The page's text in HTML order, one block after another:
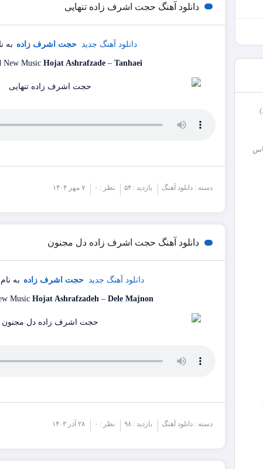
دانلود آهنگ حجت اشرف زاده تنهایی
دانلود آهنگ جدید حجت اشرف زاده به
New Music Hojat Ashrafzade– Tanhaei
دسته : دانلود آهنگ بازدید : ۵۴ نظر : ۰ ۷ مهر ۱۴۰۴
دانلود آهنگ حجت اشرف زاده دل مجنون
دانلود آهنگ جدید حجت اشرف زاده به
Music Hojat Ashrafzadeh– Dele Majnon
دسته : دانلود آهنگ بازدید : ۹۸ نظر : ۰ ۲۸ آذر ۱۴۰۳